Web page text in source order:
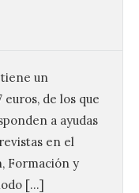
un
euros, de los que
a ayudas
en el
Formación y
[…]